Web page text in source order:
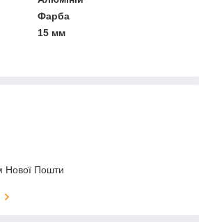
Фарба
15 мм
Нової Пошти